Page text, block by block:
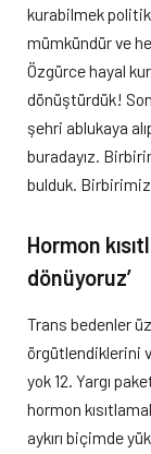
kurabilmek
mümkündür ve
Özgürce hayal
dönüştürdük!
şehri ablukaya
buradayız.
bulduk.
Hormon
dönüyoruz’
Trans bedenler
örgütlendiklerini
yok 12. Yargı
hormon
aykırı biçimde